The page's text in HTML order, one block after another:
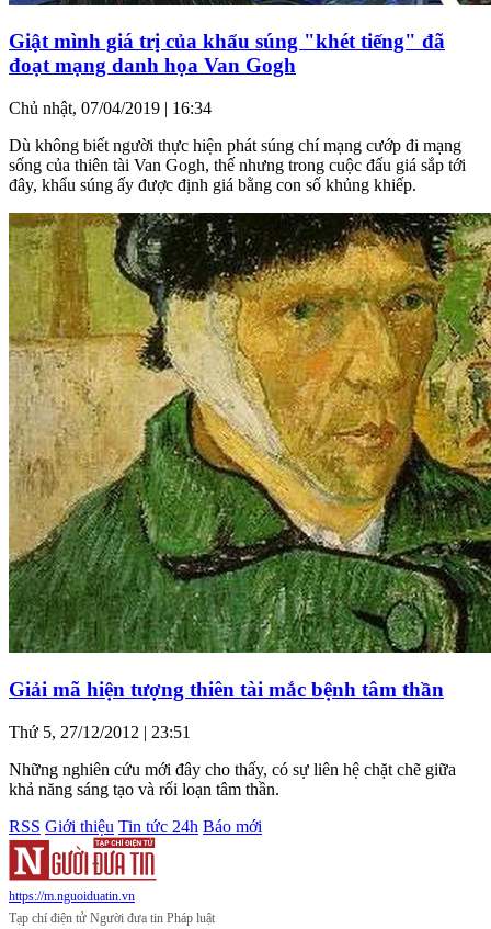
Giật mình giá trị của khẩu súng "khét tiếng" đã
đoạt mạng danh họa Van Gogh
Chủ nhật, 07/04/2019 | 16:34
Dù không biết người thực hiện phát súng chí mạng cướp đi mạng
sống của thiên tài Van Gogh, thế nhưng trong cuộc đấu giá sắp tới
đây, khẩu súng ấy được định giá bằng con số khủng khiếp.
Giải mã hiện tượng thiên tài mắc bệnh tâm thần
Thứ 5, 27/12/2012 | 23:51
Những nghiên cứu mới đây cho thấy, có sự liên hệ chặt chẽ giữa
khả năng sáng tạo và rối loạn tâm thần.
RSS Giới thiệu Tin tức 24h Báo mới
https://m.nguoiduatin.vn
Tạp chí điện tử Người đưa tin Pháp luật